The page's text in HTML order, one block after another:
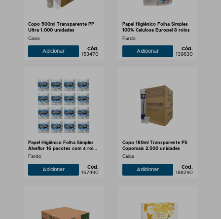
Copo 500ml Transparente PP
Ultra 1.000 unidades
Caixa
Adicionar
Cód.
153470
Papel Higiênico Folha Simples
100% Celulose Europel 8 rolos
Fardo
Adicionar
Cód.
139630
Papel Higiênico Folha Simples
Alveflor 16 pacotes com 4 rolos
de 30m
Fardo
Adicionar
Cód.
167490
Copo 180ml Transparente PS
Copomais 2.500 unidades
Caixa
Adicionar
Cód.
188290